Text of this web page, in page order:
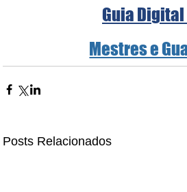
Guia
Mestres e
Posts Relacionados